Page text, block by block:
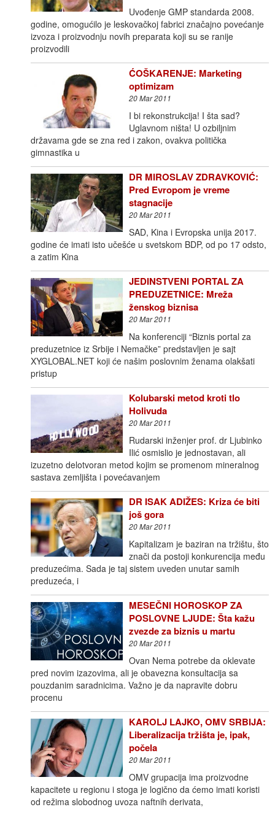
Uvođenje GMP standarda 2008.
godine, omogućilo je leskovačkoj fabrici značajno povećanje
izvoza i proizvodnju novih preparata koji su se ranije
proizvodili
ĆOŠKARENJE: Marketing
optimizam
20 Mar 2011
I bi rekonstrukcija! I šta sad?
Uglavnom ništa! U ozbiljnim
državama gde se zna red i zakon, ovakva politička
gimnastika u
DR MIROSLAV ZDRAVKOVIĆ:
Pred Evropom je vreme
stagnacije
20 Mar 2011
SAD, Kina i Evropska unija 2017.
godine će imati isto učešće u svetskom BDP, od po 17 odsto,
a zatim Kina
JEDINSTVENI PORTAL ZA
PREDUZETNICE: Mreža
ženskog biznisa
20 Mar 2011
Na konferenciji “Biznis portal za
preduzetnice iz Srbije i Nemačke” predstavljen je sajt
XYGLOBAL.NET koji će našim poslovnim ženama olakšati
pristup
Kolubarski metod kroti tlo
Holivuda
20 Mar 2011
Rudarski inženjer prof. dr Ljubinko
Ilić osmislio je jednostavan, ali
izuzetno delotvoran metod kojim se promenom mineralnog
sastava zemljišta i povećavanjem
DR ISAK ADIŽES: Kriza će biti
još gora
20 Mar 2011
Kapitalizam je baziran na tržištu, što
znači da postoji konkurencija među
preduzećima. Sada je taj sistem uveden unutar samih
preduzeća, i
MESEČNI HOROSKOP ZA
POSLOVNE LJUDE: Šta kažu
zvezde za biznis u martu
20 Mar 2011
Ovan Nema potrebe da oklevate
pred novim izazovima, ali je obavezna konsultacija sa
pouzdanim saradnicima. Važno je da napravite dobru
procenu
KAROLJ LAJKO, OMV SRBIJA:
Liberalizacija tržišta je, ipak,
počela
20 Mar 2011
OMV grupacija ima proizvodne
kapacitete u regionu i stoga je logično da ćemo imati koristi
od režima slobodnog uvoza naftnih derivata,